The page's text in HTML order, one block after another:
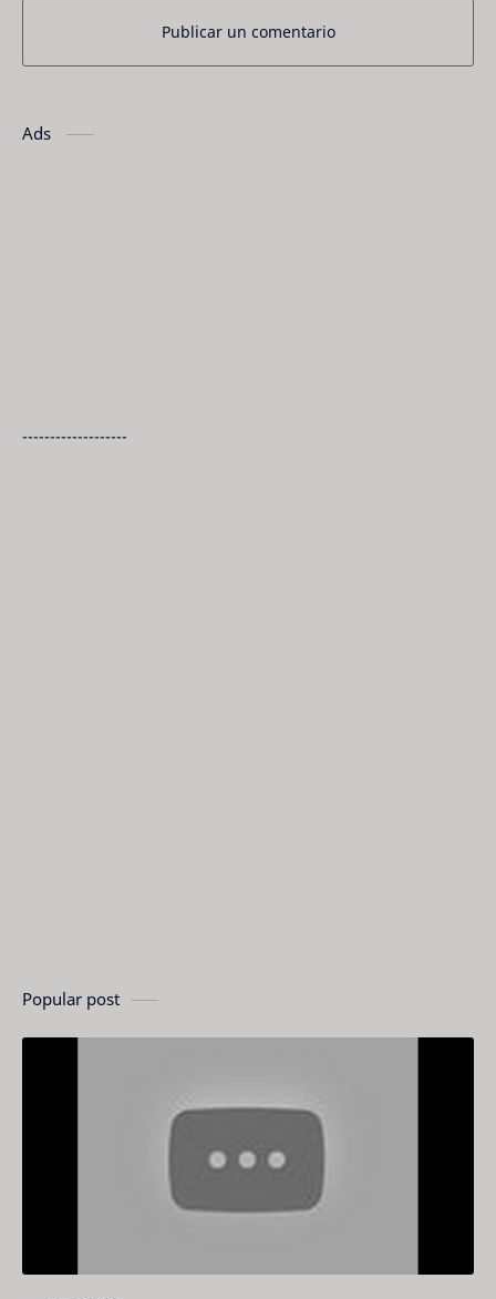
Publicar un comentario
Ads
-------------------
Popular post